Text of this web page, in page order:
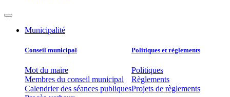
Municipalité
Conseil municipal​
Mot du maire
Membres du conseil municipal
Calendrier des séances publiques
Politiques et règlements​
Politiques
Règlements
Projets de règlements